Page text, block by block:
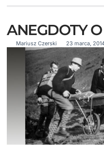
ANEGDOTY
Mariusz Czerski 23 marca,